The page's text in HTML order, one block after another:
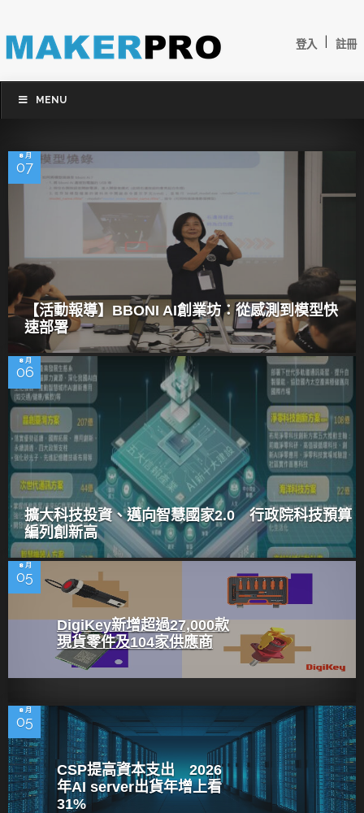
登入 註冊
MENU
8 月
07
【活動報導】BBONI AI創業坊：從感測到模型快
速部署
8 月
06
擴大科技投資、邁向智慧國家2.0 行政院科技預算
編列創新高
8 月
05
DigiKey新增超過27,000款
現貨零件及104家供應商
8 月
05
CSP提高資本支出 2026
年AI server出貨年增上看
31%